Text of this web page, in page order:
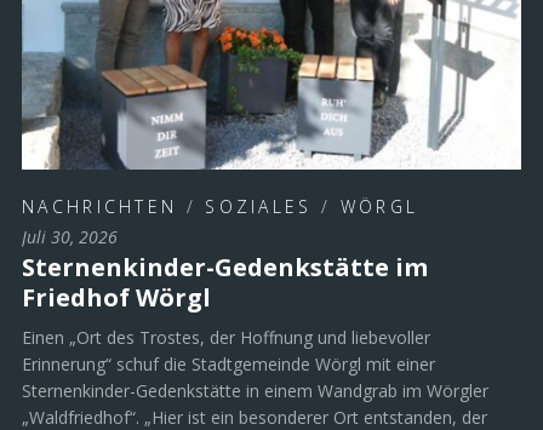
NACHRICHTEN / SOZIALES / WÖRGL
Juli 30, 2026
Sternenkinder-Gedenkstätte im
Friedhof Wörgl
Einen „Ort des Trostes, der Hoffnung und liebevoller
Erinnerung“ schuf die Stadtgemeinde Wörgl mit einer
Sternenkinder-Gedenkstätte in einem Wandgrab im Wörgler
„Waldfriedhof“. „Hier ist ein besonderer Ort entstanden, der